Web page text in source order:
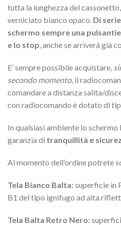
tutta la lunghezza del
verniciato bianco opaco. Di
schermo sempre una
e lo stop , anche se arriverà già
E’ sempre possibile acquistare,
secondo momento, il
comandare a distanza salita/
con radiocomando è dotato di
In qualsiasi ambiente lo
garanzia di tranquillità e
Al momento dell’ordine potrete
Tela Bianco Balta:superficie in
B1 del tipo ignifugo ad alta
Tela Balta Retro Nero: